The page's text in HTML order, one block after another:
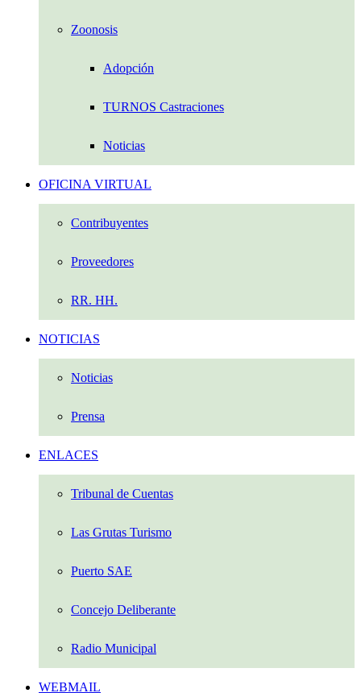
Zoonosis
Adopción
TURNOS Castraciones
Noticias
OFICINA VIRTUAL
Contribuyentes
Proveedores
RR. HH.
NOTICIAS
Noticias
Prensa
ENLACES
Tribunal de Cuentas
Las Grutas Turismo
Puerto SAE
Concejo Deliberante
Radio Municipal
WEBMAIL